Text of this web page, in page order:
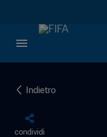
Indietro
condividi